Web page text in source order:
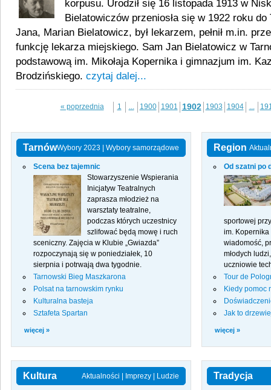
korpusu. Urodził się 16 listopada 1913 w
Bielatowiczów przeniosła się w 1922 roku do
Jana, Marian Bielatowicz, był lekarzem, pełnił m.in.
funkcję lekarza miejskiego. Sam Jan Bielatowicz w
podstawową im. Mikołaja Kopernika i gimnazjum im.
Brodzińskiego. czytaj dalej...
« poprzednia 1 ... 1900 1901 1902 1903 1904 ...
TarnówWybory 2023 Wybory samorządowe
Scena bez tajemnic
Stowarzyszenie Wspierania
Inicjatyw Teatralnych
zaprasza młodzież na
warsztaty teatralne,
podczas których uczestnicy
szlifować będą mowę i ruch
sceniczny. Zajęcia w Klubie „Gwiazda”
rozpoczynają się w poniedziałek, 10
sierpnia i potrwają dwa tygodnie.
Tarnowski Bieg Maszkarona
Polsat na tarnowskim rynku
Kulturalna basteja
Sztafeta Spartan
więcej »
Region
Od szatni po
sportowej
im. Kopernika
wiadomość,
młodych
uczniowie
Tour de
Kiedy pomoc
Jak to
więcej »
Kultura Aktualności Imprezy Ludzie Tradycja